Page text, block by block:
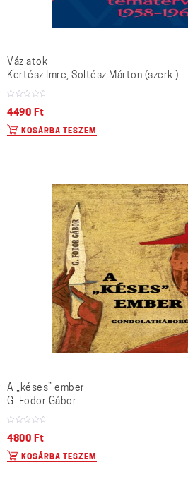
Vázlatok
Kertész Imre, Soltész Márton (szerk.)
4490 Ft
KOSÁRBA TESZEM
A „késes” ember
G. Fodor Gábor
4800 Ft
KOSÁRBA TESZEM